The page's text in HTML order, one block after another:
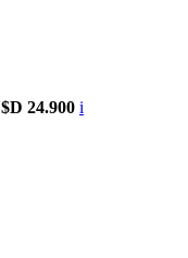
24.900 i